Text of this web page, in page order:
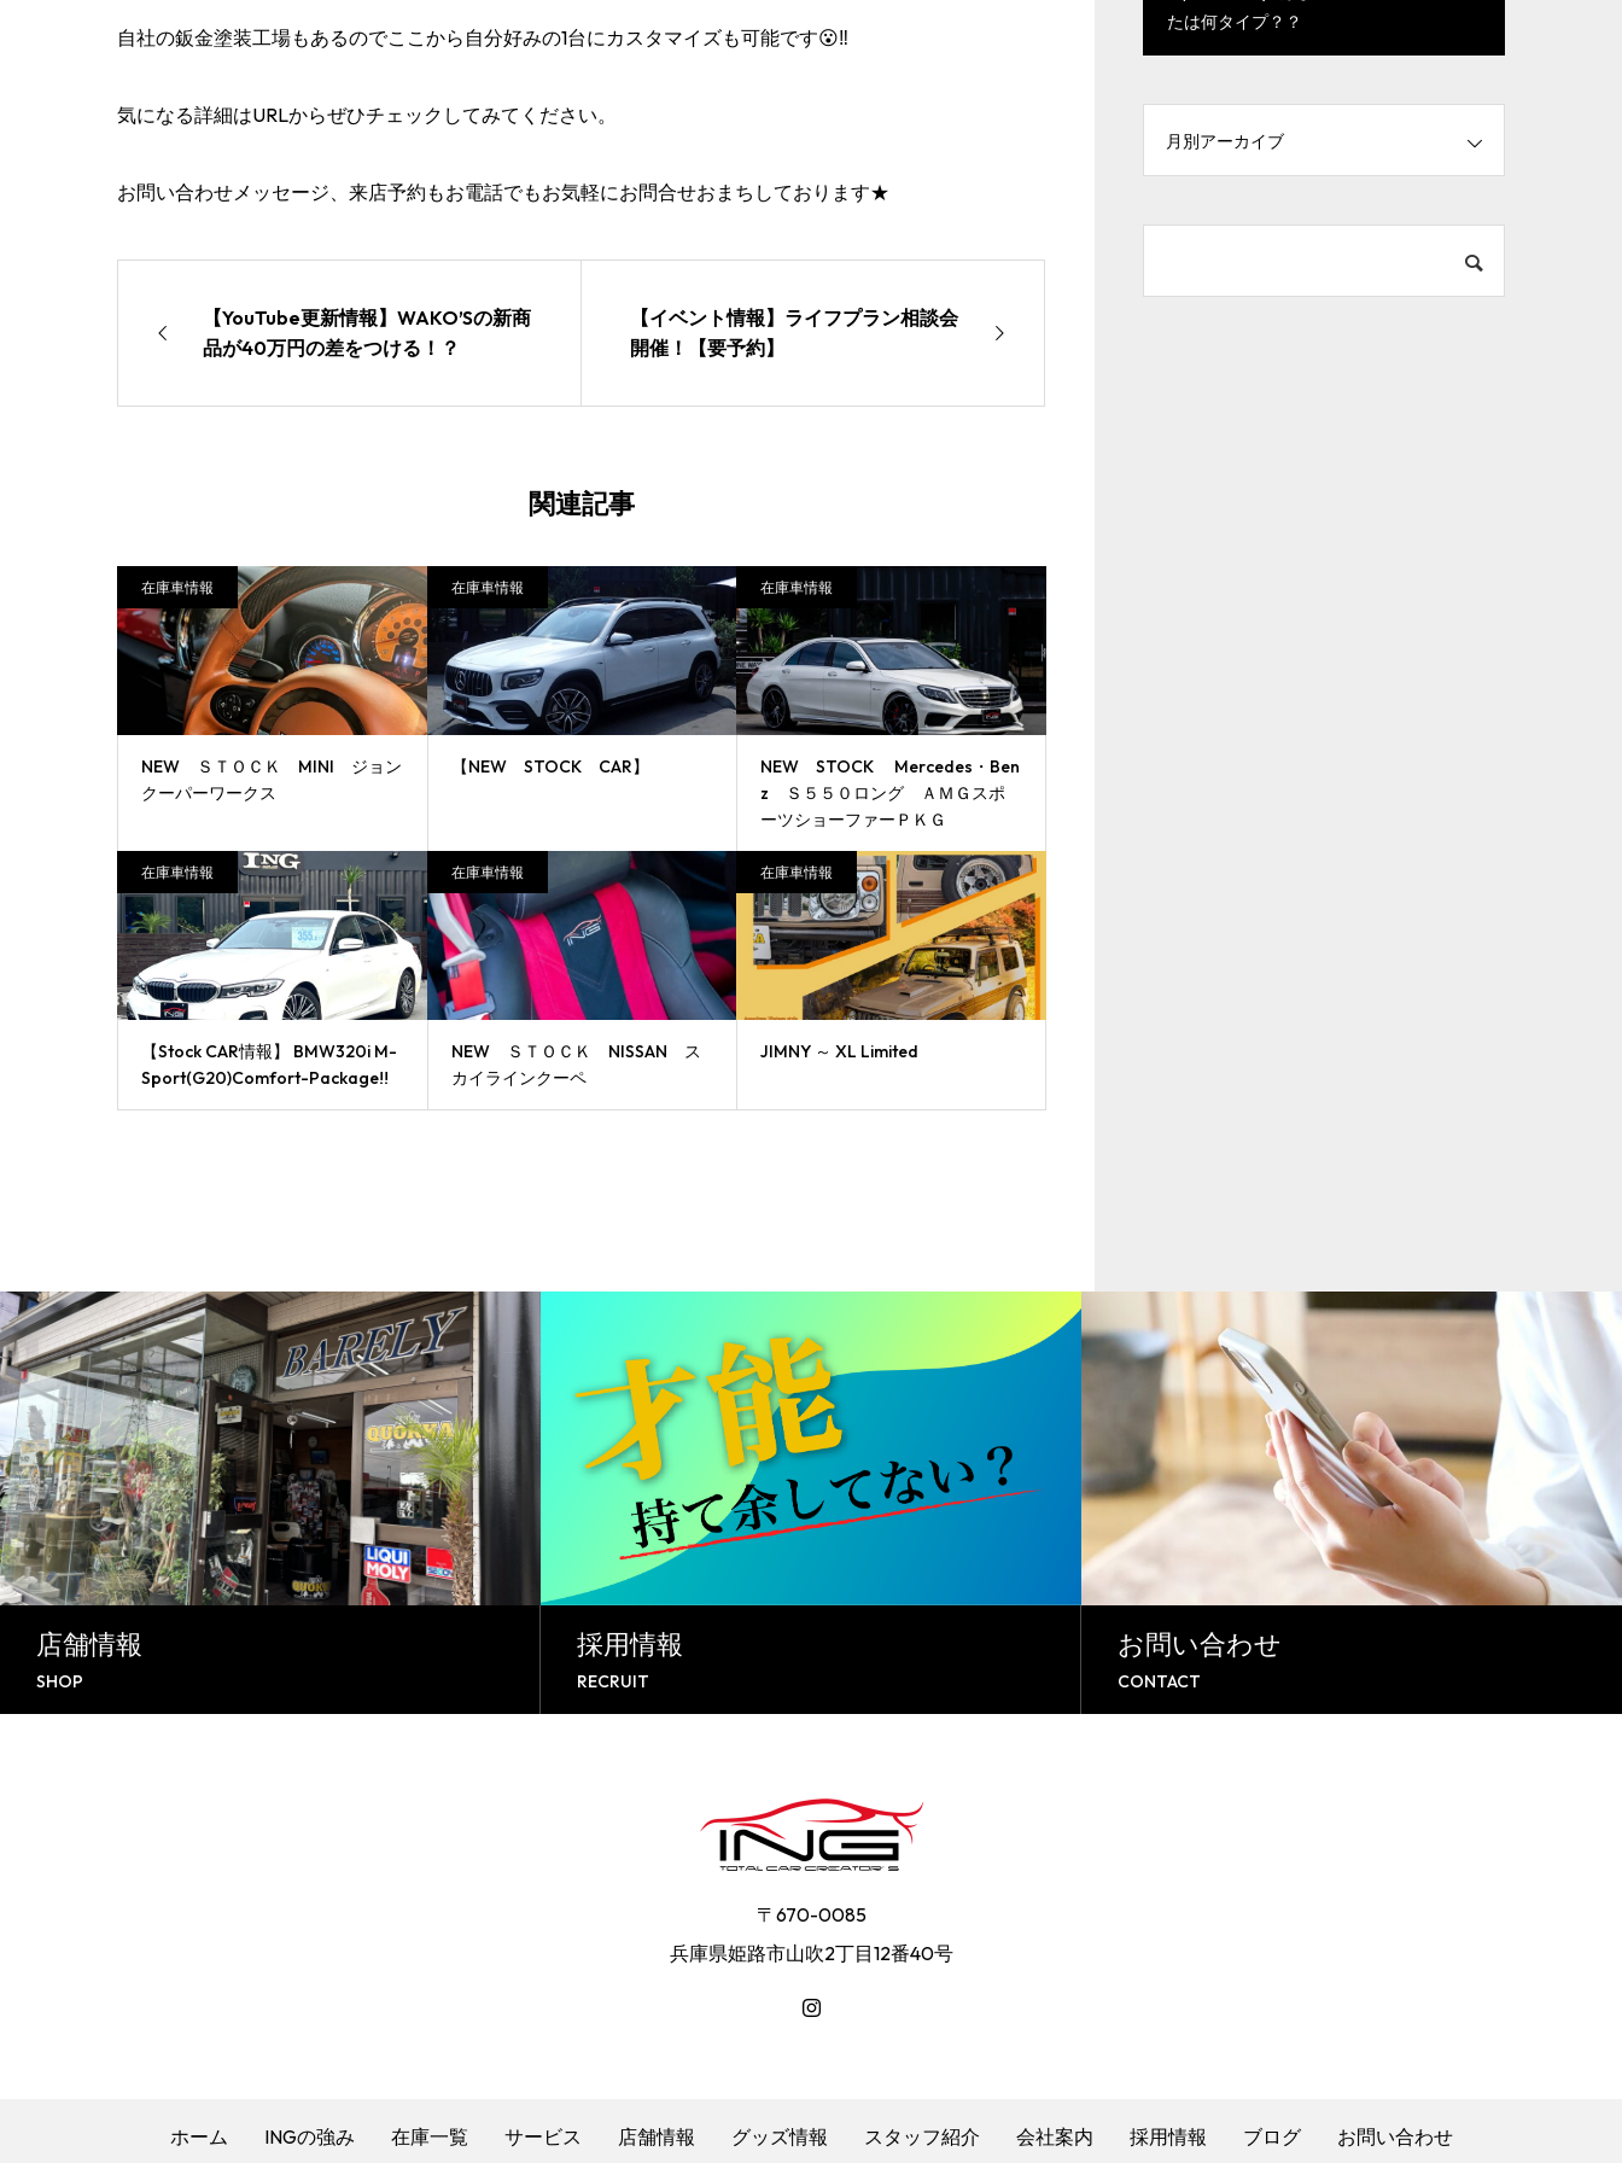
自社の鈑金塗装工場もあるのでここから自分好みの1台にカスタマイズも可能です😮‼️
気になる詳細はURLからぜひチェックしてみてください。
お問い合わせメッセージ、来店予約もお電話でもお気軽にお問合せおまちしております★
【YouTube更新情報】WAKO’Sの新商
品が40万円の差をつける！？
【イベント情報】ライフプラン相談会
開催！【要予約】
関連記事
在庫車情報
NEW ＳＴＯＣＫ MINI ジョン
クーパーワークス
在庫車情報
【NEW STOCK CAR】
在庫車情報
NEW STOCK Mercedes・Ben
z Ｓ５５０ロング ＡＭＧスポ
ーツショーファーＰＫＧ
在庫車情報
【Stock CAR情報】 BMW320i M-
Sport(G20)Comfort-Package!!
在庫車情報
NEW ＳＴＯＣＫ NISSAN ス
カイラインクーペ
在庫車情報
JIMNY ～ XL Limited
たは何タイプ？？
レッション】
車検キャンペーン!!
月別アーカイブ
店舗情報
SHOP
採用情報
RECRUIT
お問い合わせ
CONTACT
〒670-0085
兵庫県姫路市山吹2丁目12番40号
ホーム INGの強み 在庫一覧 サービス 店舗情報 グッズ情報 スタッフ紹介 会社案内 採用情報 ブログ お問い合わせ